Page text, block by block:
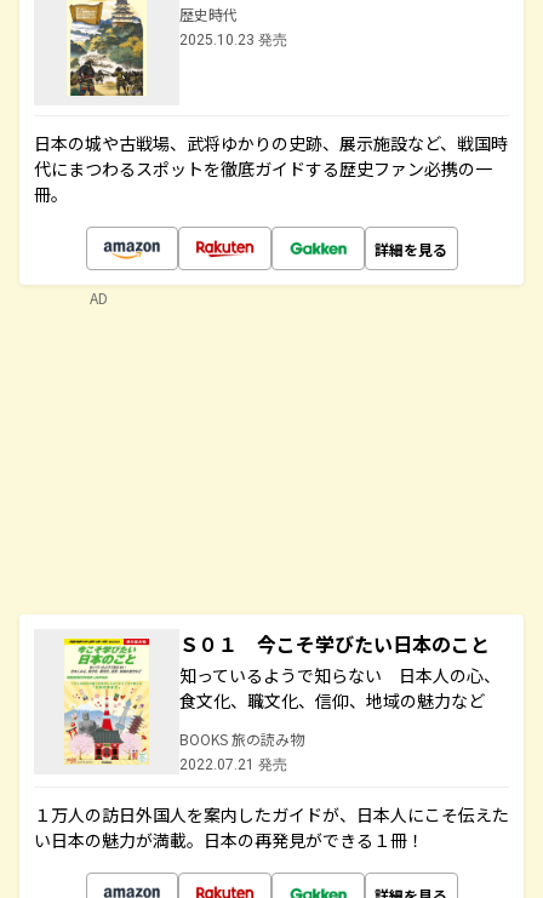
歴史時代
2025.10.23 発売
日本の城や古戦場、武将ゆかりの史跡、展示施設など、戦国時
代にまつわるスポットを徹底ガイドする歴史ファン必携の一
冊。
詳細を見る
Ｓ０１ 今こそ学びたい日本のこと
知っているようで知らない 日本人の心、
食文化、職文化、信仰、地域の魅力など
BOOKS 旅の読み物
2022.07.21 発売
１万人の訪日外国人を案内したガイドが、日本人にこそ伝えた
い日本の魅力が満載。日本の再発見ができる１冊！
AD